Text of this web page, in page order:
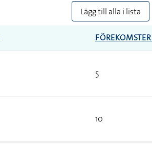
Lägg till alla i lista
FÖREKOMSTER
5
10